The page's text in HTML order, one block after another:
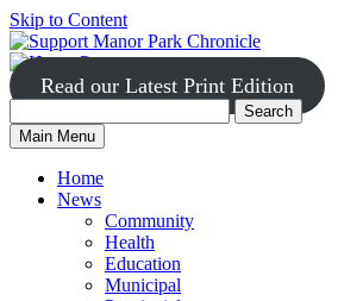
Skip to Content
Read our Latest Print Edition
Manor
Park
Search
Main Menu
Home
News
Community
Health
Education
Municipal